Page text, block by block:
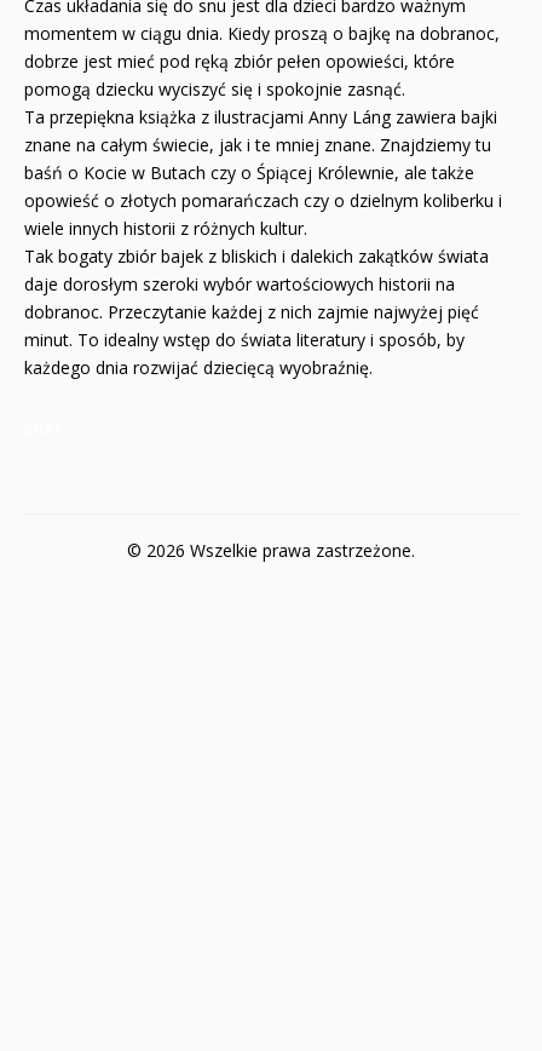
Czas układania się do snu jest dla dzieci bardzo ważnym
momentem w ciągu dnia. Kiedy proszą o bajkę na dobranoc,
dobrze jest mieć pod ręką zbiór pełen opowieści, które
pomogą dziecku wyciszyć się i spokojnie zasnąć.
Ta przepiękna książka z ilustracjami Anny Láng zawiera bajki
znane na całym świecie, jak i te mniej znane. Znajdziemy tu
baśń o Kocie w Butach czy o Śpiącej Królewnie, ale także
opowieść o złotych pomarańczach czy o dzielnym koliberku i
wiele innych historii z różnych kultur.
Tak bogaty zbiór bajek z bliskich i dalekich zakątków świata
daje dorosłym szeroki wybór wartościowych historii na
dobranoc. Przeczytanie każdej z nich zajmie najwyżej pięć
minut. To idealny wstęp do świata literatury i sposób, by
każdego dnia rozwijać dziecięcą wyobraźnię.
© 2026 Wszelkie prawa zastrzeżone.